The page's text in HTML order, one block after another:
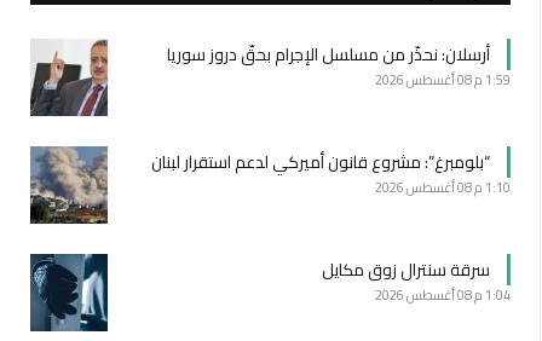
أرسلان: نحذّر من مسلسل الإجرام بحقّ دروز سوريا
1:59 م 08 أغسطس 2026
“بلومبرغ”: مشروع قانون أميركي لدعم استقرار لبنان
1:10 م 08 أغسطس 2026
سرقة سنترال زوق مكايل
1:04 م 08 أغسطس 2026